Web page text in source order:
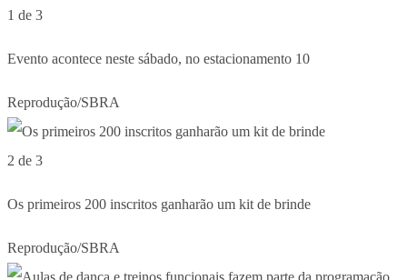
1 de 3
Evento acontece neste sábado, no estacionamento 10
Reprodução/SBRA
2 de 3
Os primeiros 200 inscritos ganharão um kit de brinde
Reprodução/SBRA